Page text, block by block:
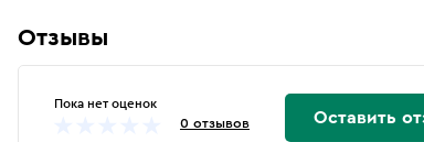
Отзывы
Пока нет оценок
0 отзывов Оставить